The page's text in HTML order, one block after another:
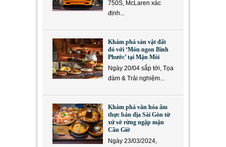
750S, McLaren xác
định...
Khám phá sản vật đất
đỏ với ‘Món ngon Bình
Phước’ tại Mặn Mòi
Ngày 20/04 sắp tới, Tọa
đàm & Trải nghiệm...
Khám phá văn hóa ẩm
thực bản địa Sài Gòn từ
xứ sở rừng ngập mặn
Cần Giờ
Ngày 23/03/2024,